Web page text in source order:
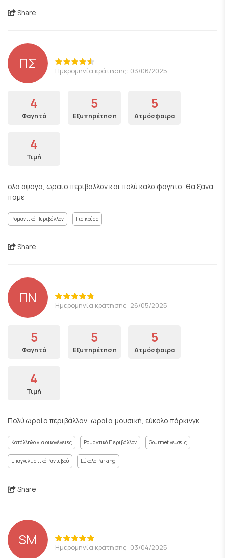
Share
ΠΣ Ημερομηνία κράτησης: 03/06/2025
4
Φαγητό
5
Εξυπηρέτηση
5
Ατμόσφαιρα
4
Τιμή
ολα αψογα, ωραιο περιβαλλον και πολύ καλο φαγητο, θα ξανα
παμε
Ρομαντικό Περιβάλλον Για κρέας
Share
ΠΝ Ημερομηνία κράτησης: 26/05/2025
5
Φαγητό
5
Εξυπηρέτηση
5
Ατμόσφαιρα
4
Τιμή
Πολύ ωραίο περιβάλλον, ωραία μουσική, εύκολο πάρκινγκ
Κατάλληλο για οικογένειες Ρομαντικό Περιβάλλον Gourmet γεύσεις
Επαγγελματικό Ραντεβού Εύκολο Parking
Share
SM Ημερομηνία κράτησης: 03/04/2025